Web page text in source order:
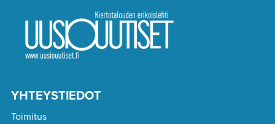
YHTEYSTIEDOT
Toimitus